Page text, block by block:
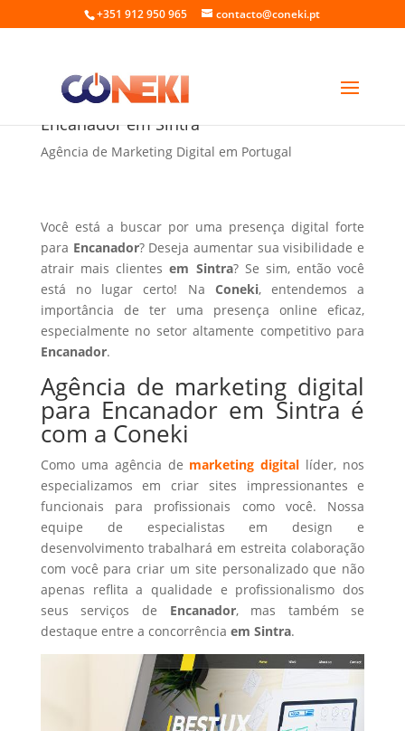
+351 912 950 965 contacto@coneki.pt
Agência de marketing digital para
Encanador em Sintra
Agência de Marketing Digital em Portugal
Você está a buscar por uma presença digital forte
para Encanador? Deseja aumentar sua visibilidade e
atrair mais clientesem Sintra? Se sim, então você
está no lugar certo! Na Coneki, entendemos a
importância de ter uma presença online eficaz,
especialmente no setor altamente competitivo para
Encanador.
Agência de marketing digital
para Encanador em Sintra é
com a Coneki
Como uma agência de marketing digital líder, nos
especializamos em criar sites impressionantes e
funcionais para profissionais como você. Nossa
equipe de especialistas em design e
desenvolvimento trabalhará em estreita colaboração
com você para criar um site personalizado que não
apenas reflita a qualidade e profissionalismo dos
seus serviços de Encanador, mas também se
destaque entre a concorrência em Sintra.